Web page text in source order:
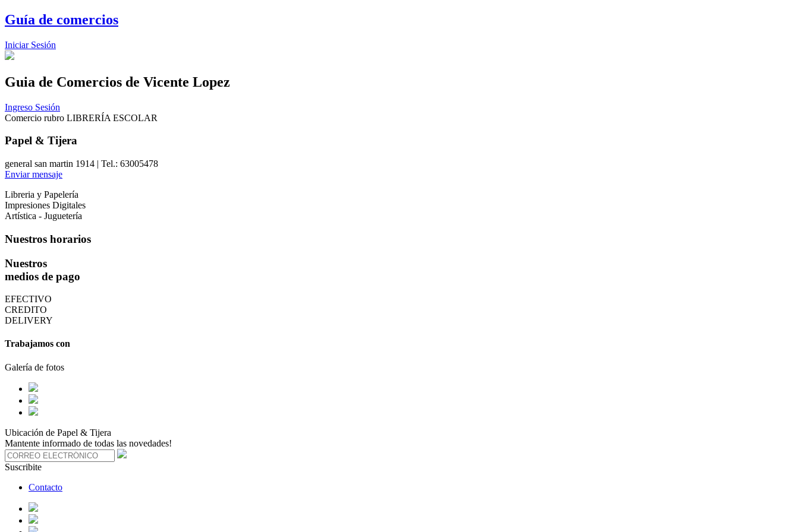
Guía de comercios
Iniciar Sesión
Guia de Comercios de Vicente Lopez
Ingreso Sesión
Comercio rubro LIBRERÍA ESCOLAR
Papel & Tijera
general san martin 1914 | Tel.: 63005478
Enviar mensaje
Libreria y Papelería
Impresiones Digitales
Artística - Juguetería
Nuestros horarios
Nuestros
medios de pago
EFECTIVO
CREDITO
DELIVERY
Trabajamos con
Galería de fotos
Ubicación de Papel & Tijera
Mantente informado de todas las novedades!
Suscribite
Contacto